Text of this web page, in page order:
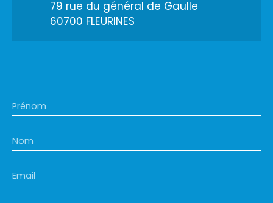
79 rue du général de Gaulle
60700 FLEURINES
Prénom
Nom
Email